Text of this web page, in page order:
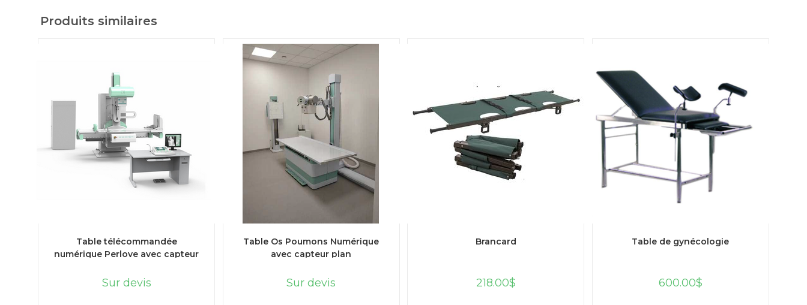
Produits similaires
Table télécommandée
numérique Perlove avec capteur
Sur devis
Table Os Poumons Numérique
avec capteur plan
Sur devis
Brancard
218.00$
Table de gynécologie
600.00$